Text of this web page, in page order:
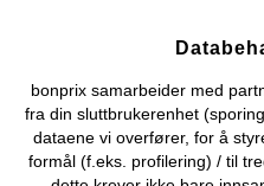
bonprix samarbeider med
fra din sluttbrukerenhet
dataene vi overfører, for å
formål (f.eks. profilering) / til